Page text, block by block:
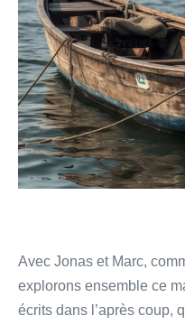
force
d’une
parole
Avec Jonas et Marc,
explorons ensemble ce
écrits dans l’après coup,